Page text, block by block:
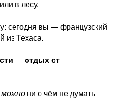
в лесу.
сегодня вы — французский
из Техаса.
— отдых от
можно ни о чём не думать.